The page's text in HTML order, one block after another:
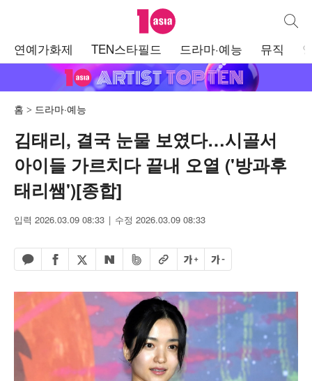
텐아시아 통합
연예가화제 TEN스타필드 드라마·예능 뮤직
홈 드라마·예능
김태리, 결국 눈물 보였다…시골서
아이들 가르치다 끝내 오열 ('방과후
태리쌤')[종합]
입력 2026.03.09 08:33 수정 2026.03.09 08:33
카카오톡 공유하기
페이스북 공유하기
엑스 공유하기
네이버 공유하기
밴드 공유하기
URL복사글자 크게글자 작게